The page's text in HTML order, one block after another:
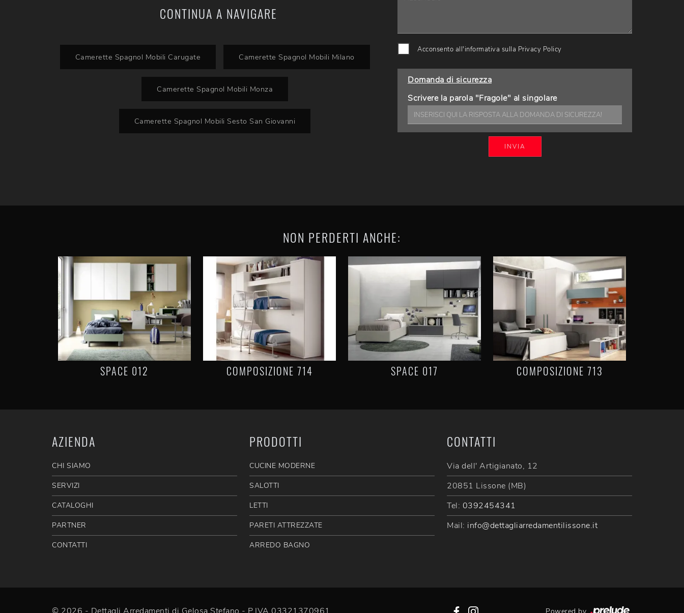
CONTINUA A NAVIGARE
Camerette Spagnol Mobili Carugate Camerette Spagnol Mobili Milano
Camerette Spagnol Mobili Monza
Camerette Spagnol Mobili Sesto San Giovanni
Acconsento all'informativa sulla Privacy Policy
Domanda di sicurezza
Scrivere la parola "Fragole" al singolare
INVIA
NON PERDERTI ANCHE:
SPACE 012 COMPOSIZIONE 714 SPACE 017 COMPOSIZIONE 713
AZIENDA
CHI SIAMO
SERVIZI
CATALOGHI
PARTNER
CONTATTI
PRODOTTI
CUCINE MODERNE
SALOTTI
LETTI
PARETI ATTREZZATE
ARREDO BAGNO
CONTATTI
Via dell' Artigianato, 12
20851 Lissone (MB)
Tel: 0392454341
Mail: info@dettagliarredamentilissone.it